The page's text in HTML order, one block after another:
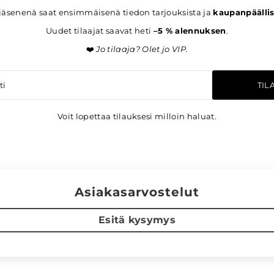
saat ensimmäisenä tiedon tarjouksista ja
Uudet tilaajat saavat heti –5 % alennuksen.
❤️Jo tilaaja? Olet jo VIP.
Voit lopettaa tilauksesi milloin haluat.
Asiakasarvostelut
Esitä kysymys